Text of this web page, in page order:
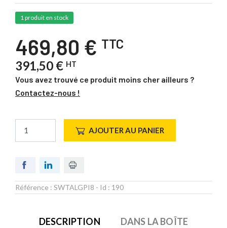
1 produit en stock
469,80 € TTC
391,50 € HT
Vous avez trouvé ce produit moins cher ailleurs ?
Contactez-nous !
AJOUTER AU PANIER
Référence : SWTALGPI8 - Id : 190
DESCRIPTION DANS LA BOÎTE